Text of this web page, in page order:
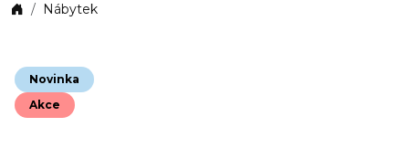
Nábytek
Novinka
Akce